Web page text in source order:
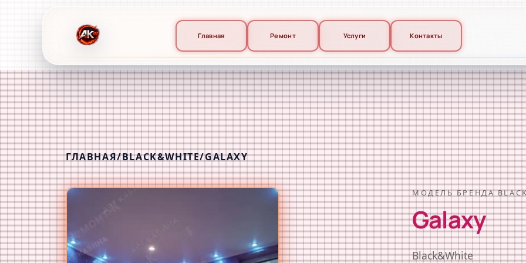
Главная Ремонт Услуги Контакты
ГЛАВНАЯ/BLACK&WHITE/GALAXY
МОДЕЛЬ БРЕНДА
Galaxy
Black&White